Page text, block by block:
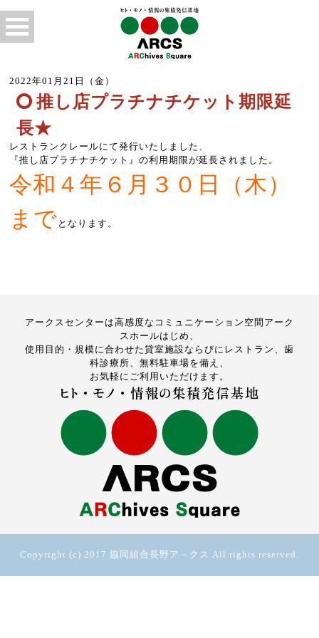
2022年01月21日（金）
推し店プラチナチケット期限延
長★
レストランクレールにて発行いたしました、
『推し店プラチナチケット』の利用期限が延長されました。
令和４年６月３０日（木）
まで となります。
アークスセンターは高感度なコミュニケーション空間アーク
スホールはじめ、
使用目的・規模に合わせた貸室施設ならびにレストラン、歯
科診療所、無料駐車場を備え、
お気軽にご利用いただけます。
Copyright (c) 2017 協同組合長野ア－クス All rights reserved.